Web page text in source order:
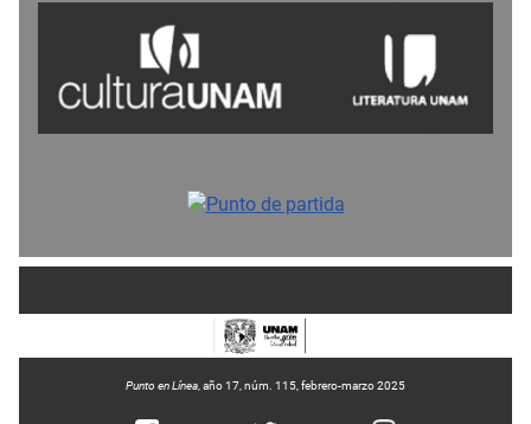
Punto en Línea , año 17, núm. 115, febrero-marzo 2025